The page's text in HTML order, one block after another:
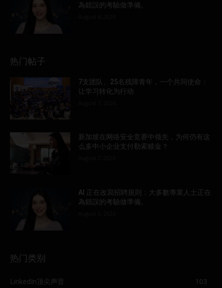
為錯誤的考驗做準備。
热门帖子
7支团队、25名残障青年，一个共同使命：
让学习转化为行动
新加坡在网络安全竞赛中领先，为何仍有这
么多中小企业支付勒索赎金？
AI 正在改寫招聘規則：大多數專業人士正在
為錯誤的考驗做準備。
热门类别
LinkedIn顶尖声音
103